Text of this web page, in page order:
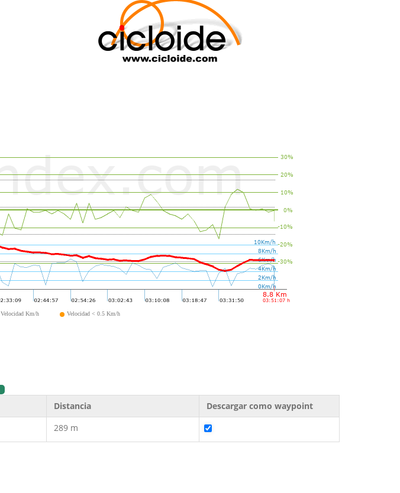
Velocidad Km/h Velocidad < 0.5 Km/h
Distancia Descargar como waypoint
289 m